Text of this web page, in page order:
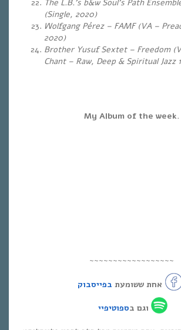
The L.B.’s b&w Soul’s Path
(Single, 2020)
Wolfgang Pérez – FAMF (VA –
2020)
Brother Yusuf Sextet – Freedom
Chant – Raw, Deep & Spiritual Jazz
My Album of the week.
~~~~~~~~~~~~~~~~~~
אחת ששומעת בפייסבוק
וגם בספוטיפיי